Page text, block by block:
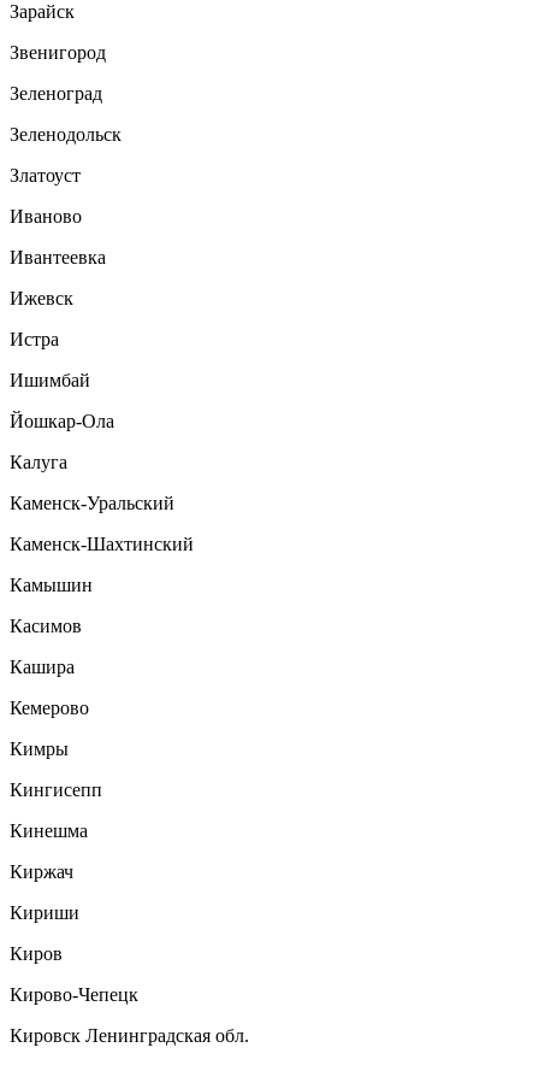
Зарайск
Звенигород
Зеленоград
Зеленодольск
Златоуст
Иваново
Ивантеевка
Ижевск
Истра
Ишимбай
Йошкар-Ола
Калуга
Каменск-Уральский
Каменск-Шахтинский
Камышин
Касимов
Кашира
Кемерово
Кимры
Кингисепп
Кинешма
Киржач
Кириши
Киров
Кирово-Чепецк
Кировск Ленинградская обл.